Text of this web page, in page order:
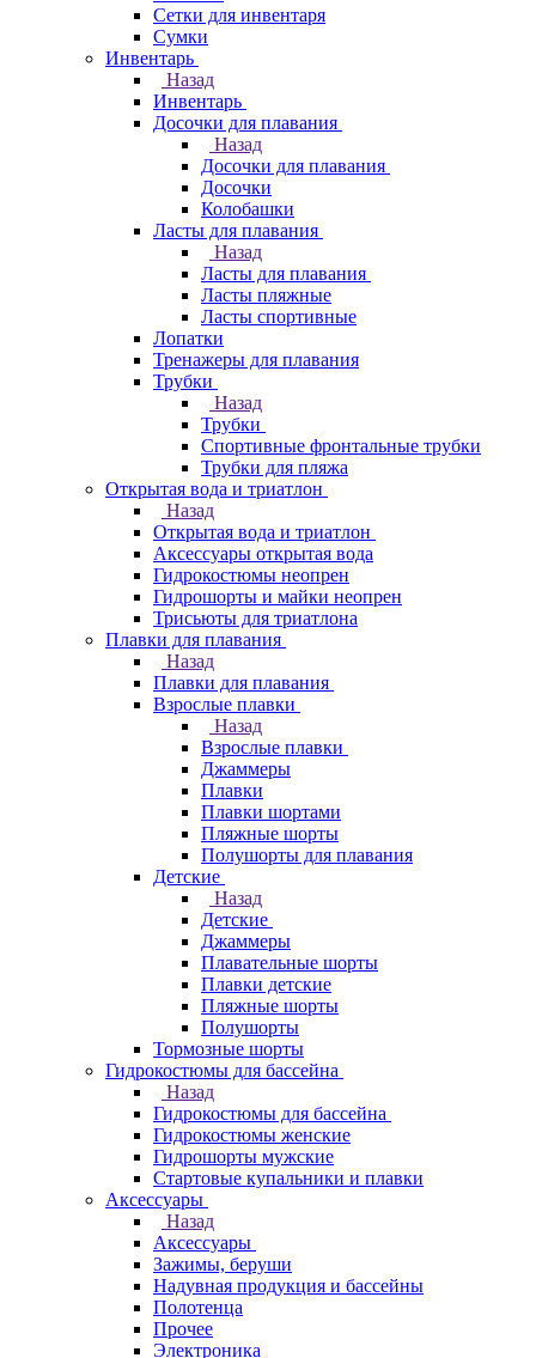
Сетки для инвентаря
Сумки
Инвентарь
Назад
Инвентарь
Досочки для плавания
Назад
Досочки для плавания
Досочки
Колобашки
Ласты для плавания
Назад
Ласты для плавания
Ласты пляжные
Ласты спортивные
Лопатки
Тренажеры для плавания
Трубки
Назад
Трубки
Спортивные фронтальные трубки
Трубки для пляжа
Открытая вода и триатлон
Назад
Открытая вода и триатлон
Аксессуары открытая вода
Гидрокостюмы неопрен
Гидрошорты и майки неопрен
Трисьюты для триатлона
Плавки для плавания
Назад
Плавки для плавания
Взрослые плавки
Назад
Взрослые плавки
Джаммеры
Плавки
Плавки шортами
Пляжные шорты
Полушорты для плавания
Детские
Назад
Детские
Джаммеры
Плавательные шорты
Плавки детские
Пляжные шорты
Полушорты
Тормозные шорты
Гидрокостюмы для бассейна
Назад
Гидрокостюмы для бассейна
Гидрокостюмы женские
Гидрошорты мужские
Стартовые купальники и плавки
Аксессуары
Назад
Аксессуары
Зажимы, беруши
Надувная продукция и бассейны
Полотенца
Прочее
Электроника